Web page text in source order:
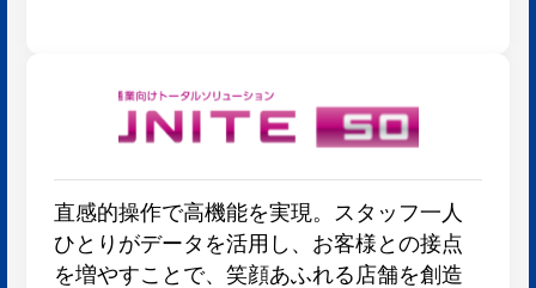
直感的操作で高機能を実現。スタッフ一人
ひとりがデータを活用し、お客様との接点
を増やすことで、笑顔あふれる店舗を創造